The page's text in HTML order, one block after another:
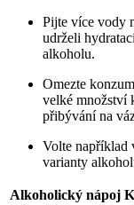
Pijte více vody
udrželi
alkoholu.
Omezte
velké množství
přibývání na
Volte například
varianty
Alkoholický nápoj